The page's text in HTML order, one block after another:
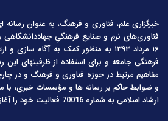
خبرگزاری علم، فناوری و فرهنگ، به عنوان
فناوری‌های نرم و صنایع فرهنگیِ جهاددانشگاهی
۱۶ مرداد ۱۳۹۳ به منظور کمک به آگاه
فرهنگی جامعه و برای استفاده از ظرفیتهای
مفاهیم مرتبط در حوزه فناوری و فرهنگ و در
و ضوابط حاکم بر رسانه ها و مؤسسات خبری،
ارشاد اسلامی به شماره 70016 فعالیت خود را آغاز کرده است.